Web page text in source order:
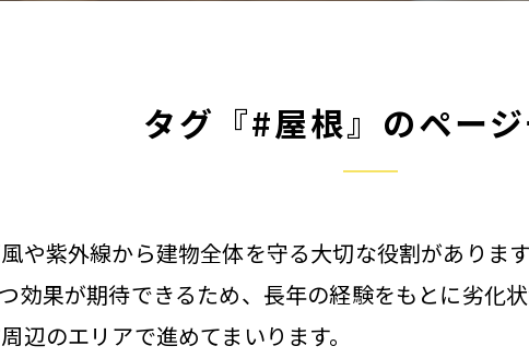
タグ『#屋根』のペー
や紫外線から建物全体を守る大切な役割がありま
効果が期待できるため、長年の経験をもとに劣化
辺のエリアで進めてまいります。